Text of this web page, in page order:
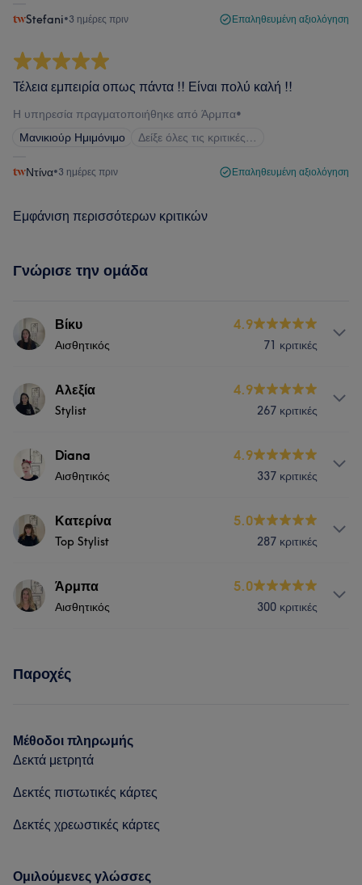
Stefani•3 ημέρες πριν Επαληθευμένη αξιολόγηση
Τέλεια εμπειρία οπως πάντα !! Είναι πολύ καλή !!
Η υπηρεσία πραγματοποιήθηκε από Άρμπα•
Μανικιούρ Ημιμόνιμο
Δείξε όλες τις κριτικές…
Ντίνα•3 ημέρες πριν Επαληθευμένη αξιολόγηση
Εμφάνιση περισσότερων κριτικών
Γνώρισε την ομάδα
Βίκυ
Αισθητικός
4.9
71 κριτικές
Υπηρεσίες
Αλεξία
Stylist
4.9
267 κριτικές
Υπηρεσίες
Τι λένε οι πελάτες μας για Αλεξία
Diana
Αισθητικός
4.9
337 κριτικές
Υπηρεσίες
Τι λένε οι πελάτες μας για Diana
Κατερίνα
Top Stylist
5.0
287 κριτικές
Υπηρεσίες
Άρμπα
Αισθητικός
5.0
300 κριτικές
Νύχια
Τι λένε οι πελάτες μας για Άρμπα
Professional
Good attention to detail
Παροχές
Μέθοδοι πληρωμής
Δεκτά μετρητά
Δεκτές πιστωτικές κάρτες
Δεκτές χρεωστικές κάρτες
Ομιλούμενες γλώσσες